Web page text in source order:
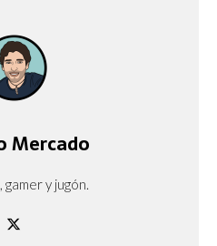
Mercado
gamer y jugón.